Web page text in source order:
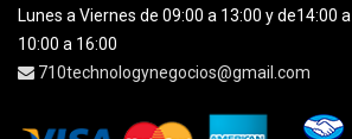
Lunes a Viernes de 09:00 a 13:00 y de14:00
10:00 a 16:00
710technologynegocios@gmail.com